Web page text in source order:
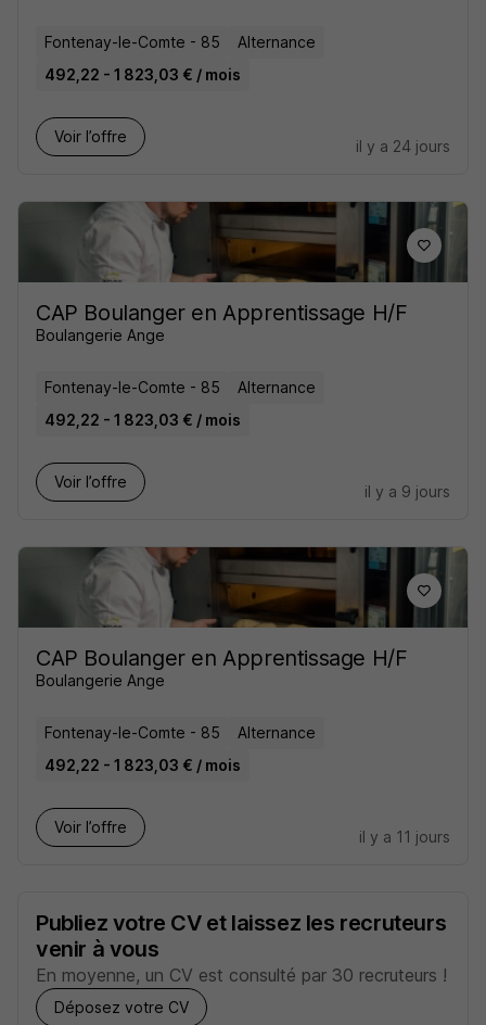
Fontenay-le-Comte - 85
Alternance
492,22 - 1 823,03 € / mois
Voir l’offre
il y a 24 jours
CAP Boulanger en Apprentissage H/F
Boulangerie Ange
Fontenay-le-Comte - 85
Alternance
492,22 - 1 823,03 € / mois
Voir l’offre
il y a 9 jours
CAP Boulanger en Apprentissage H/F
Boulangerie Ange
Fontenay-le-Comte - 85
Alternance
492,22 - 1 823,03 € / mois
Voir l’offre
il y a 11 jours
Publiez votre CV et laissez les recruteurs
venir à vous
En moyenne, un CV est consulté par 30 recruteurs !
Déposez votre CV